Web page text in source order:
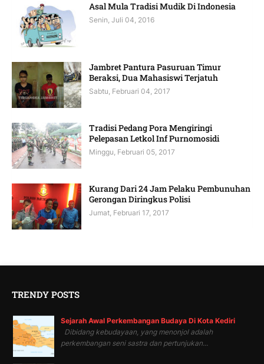
Asal Mula Tradisi Mudik Di Indonesia
Senin, Juli 04, 2016
Jambret Pantura Pasuruan Timur
Beraksi, Dua Mahasiswi Terjatuh
Sabtu, Februari 04, 2017
Tradisi Pedang Pora Mengiringi
Pelepasan Letkol Inf Purnomosidi
Minggu, Februari 05, 2017
Kurang Dari 24 Jam Pelaku Pembunuhan
Gerongan Diringkus Polisi
Jumat, Februari 17, 2017
TRENDY POSTS
Sejarah Awal Perkembangan Budaya Di Kota Kediri
Dibidang kebudayaan, yang menonjol adalah
perkembangan seni sastra dan pertunjukan...